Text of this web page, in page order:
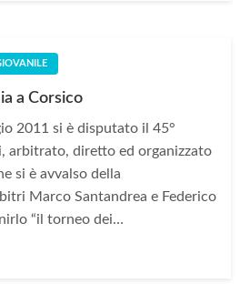
a Corsico
2011 si è disputato il 45°
arbitrato, diretto ed organizzato
si è avvalso della
Marco Santandrea e Federico
“il torneo dei…